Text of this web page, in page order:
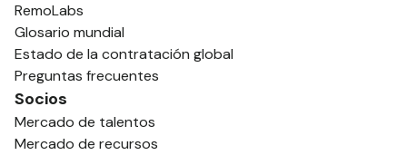
RemoLabs
Glosario mundial
Estado de la contratación global
Preguntas frecuentes
Socios
Mercado de talentos
Mercado de recursos